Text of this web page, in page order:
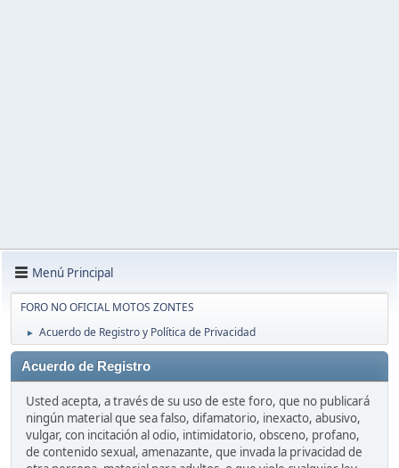
Menú Principal
FORO NO OFICIAL MOTOS ZONTES
► Acuerdo de Registro y Política de Privacidad
Acuerdo de Registro
Usted acepta, a través de su uso de este foro, que no publicará
ningún material que sea falso, difamatorio, inexacto, abusivo,
vulgar, con incitación al odio, intimidatorio, obsceno, profano,
de contenido sexual, amenazante, que invada la privacidad de